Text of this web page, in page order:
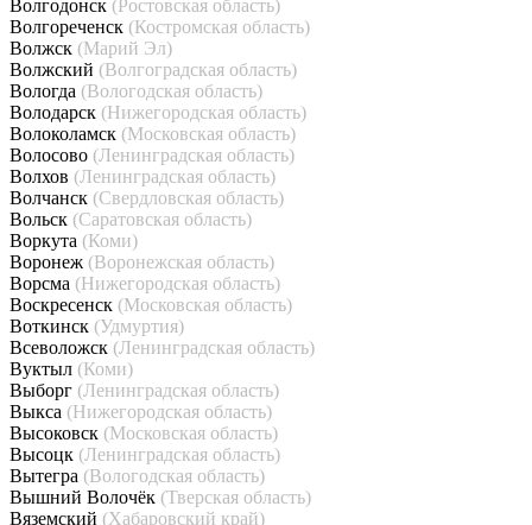
Волгодонск (Ростовская область)
Волгореченск (Костромская область)
Волжск (Марий Эл)
Волжский (Волгоградская область)
Вологда (Вологодская область)
Володарск (Нижегородская область)
Волоколамск (Московская область)
Волосово (Ленинградская область)
Волхов (Ленинградская область)
Волчанск (Свердловская область)
Вольск (Саратовская область)
Воркута (Коми)
Воронеж (Воронежская область)
Ворсма (Нижегородская область)
Воскресенск (Московская область)
Воткинск (Удмуртия)
Всеволожск (Ленинградская область)
Вуктыл (Коми)
Выборг (Ленинградская область)
Выкса (Нижегородская область)
Высоковск (Московская область)
Высоцк (Ленинградская область)
Вытегра (Вологодская область)
Вышний Волочёк (Тверская область)
Вяземский (Хабаровский край)